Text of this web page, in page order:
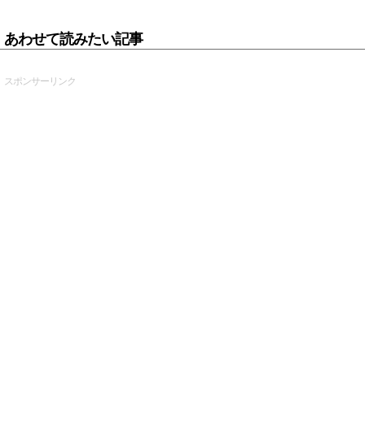
あわせて読みたい記事
スポンサーリンク